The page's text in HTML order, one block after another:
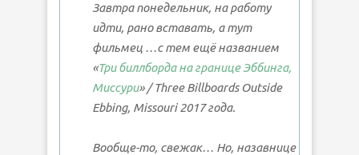
Завтра понедельник, на работу
идти, рано вставать, а тут
фильмец …с тем ещё названием
«Три биллборда на границе Эббинга,
Миссури» /Three Billboards Outside
Ebbing, Missouri2017 года.
Вообще-то, свежак… Но, назавнице